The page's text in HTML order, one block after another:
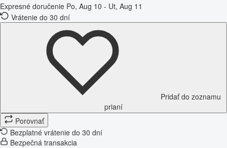
Expresné doručenie Po, Aug 10 - Ut, Aug 11
Vrátenie do 30 dní
Pridať do zoznamu
prianí
Porovnať
Bezplatné vrátenie do 30 dní
Bezpečná transakcia